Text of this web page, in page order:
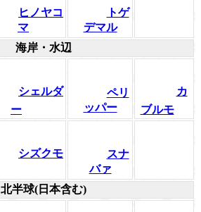
ヒノヤコ
マ
トゲ
デマル
海岸・水辺
シェルダ
ー
ペリ
ッパー
カ
ブルモ
シズクモ
スナ
バァ
北半球(日本含む)